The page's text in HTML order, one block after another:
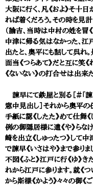
大阪に行く、凡《およ》そ十日
れば着くだろう。その時を見
（諭吉、当時は中村の姓を冒
中津に帰る気はなかった、江
出たと、奥平にも話して呉れ
面当《つらあて》だと互に笑《
《ないない》の打合せは出来た
諫早にて鉄屋と別る［＃「
窓中見出し］それから奥平の
手紙に認《したた》めて仕舞《
例の御隠居様に遣《や》らな
崎を出立《しゅったつ》して中
で諫早《いさはや》まで参り
不図《ふと》江戸に行《ゆ》き
れから江戸に参ります。就《つ
から斯様《かよう》々々の御《